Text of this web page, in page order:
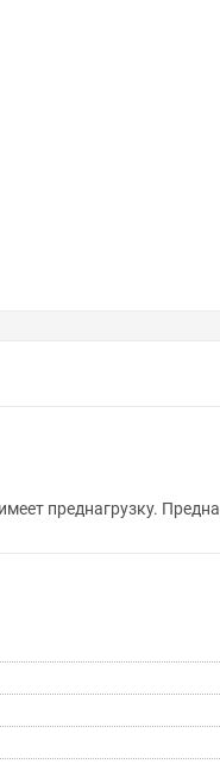
преднагрузку.